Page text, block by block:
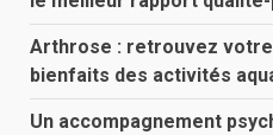
Arthrose : retrouvez
bienfaits des activités
Un accompagnement